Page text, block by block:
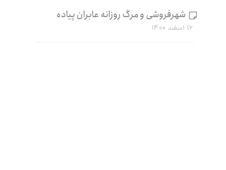
شهرفروشی و مرگ روزانه عابران پیاده
۱۶ اسفند ۱۴۰۰